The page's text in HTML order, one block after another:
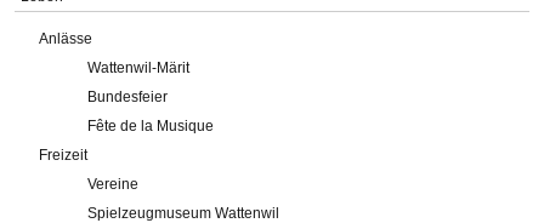
Anlässe
Wattenwil-Märit
Bundesfeier
Fête de la Musique
Freizeit
Vereine
Spielzeugmuseum Wattenwil